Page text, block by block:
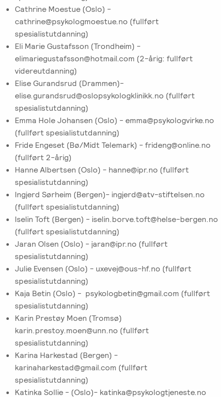
Cathrine Moestue (Oslo) -
cathrine@psykologmoestue.no (fullført
spesialistutdanning)
Eli Marie Gustafsson (Trondheim) -
elimariegustafsson@hotmail.com (2-årig: fullført
videreutdanning)
Elise Gurandsrud (Drammen)-
elise.gurandsrud@oslopsykologklinikk.no (fullført
spesialistutdanning)
Emma Hole Johansen (Oslo) - emma@psykologvirke.no
(fullført spesialistutdanning)
Fride Engeset (Bø/Midt Telemark) - frideng@online.no
(fullført 2-årig)
Hanne Albertsen (Oslo) - hanne@ipr.no (fullført
spesialistutdanning)
Ingjerd Sørheim (Bergen)- ingjerd@atv-stiftelsen.no
(fullført spesialistutdanning)
Iselin Toft (Bergen) - iselin.borve.toft@helse-bergen.no
(fullført spesialistutdanning)
Jaran Olsen (Oslo) - jaran@ipr.no (fullført
spesialistutdanning)
Julie Evensen (Oslo) - uxevej@ous-hf.no (fullført
spesialistutdanning)
Kaja Betin (Oslo) - psykologbetin@gmail.com (fullført
spesialistutdanning)
Karin Prestøy Moen (Tromsø)
karin.prestoy.moen@unn.no (fullført
spesialistutdanning)
Karina Harkestad (Bergen) -
karinaharkestad@gmail.com (fullført
spesialistutdanning)
Katinka Sollie - (Oslo)- katinka@psykologtjeneste.no